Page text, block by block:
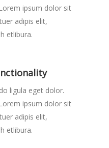
ipsum dolor sit
adipis elit,
etlibura.
ligula eget dolor.
ipsum dolor sit
adipis elit,
etlibura.